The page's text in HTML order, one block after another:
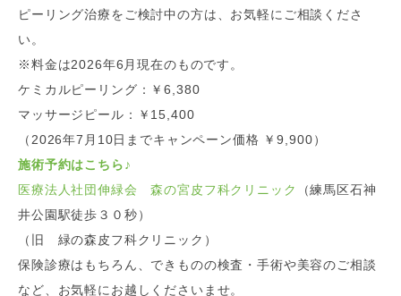
ピーリング治療をご検討中の方は、お気軽にご相談くださ
い。
※料金は2026年6月現在のものです。
ケミカルピーリング：￥6,380
マッサージピール：￥15,400
（2026年7月10日までキャンペーン価格 ￥9,900）
施術予約はこちら♪
医療法人社団伸緑会 森の宮皮フ科クリニック
（練馬区石神
井公園駅徒歩３０秒）
（旧 緑の森皮フ科クリニック）
保険診療はもちろん、できものの検査・手術や美容のご相談
など、お気軽にお越しくださいませ。